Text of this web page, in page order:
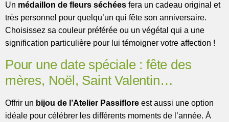
Un médaillon de fleurs séchées fera un cadeau original et
très personnel pour quelqu’un qui fête son anniversaire.
Choisissez sa couleur préférée ou un végétal qui a une
signification particulière pour lui témoigner votre affection !
Pour une date spéciale : fête des
mères, Noël, Saint Valentin…
Offrir un bijou de l’Atelier Passiflore est aussi une option
idéale pour célébrer les différents moments de l’année. À